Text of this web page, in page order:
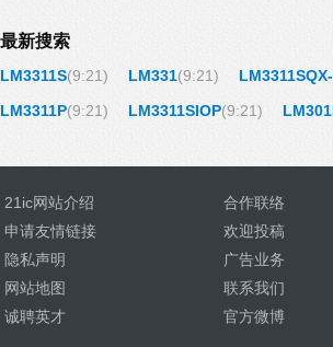
最新搜索
LM3311S(9:21) LM331(9:21)
LM3311P(9:21) LM3311SIOP(9:21)
21ic网站介绍
合作联络
申请友情链接
欢迎投稿
隐私声明
广告业务
网站地图
联系我们
诚聘英才
官方微博